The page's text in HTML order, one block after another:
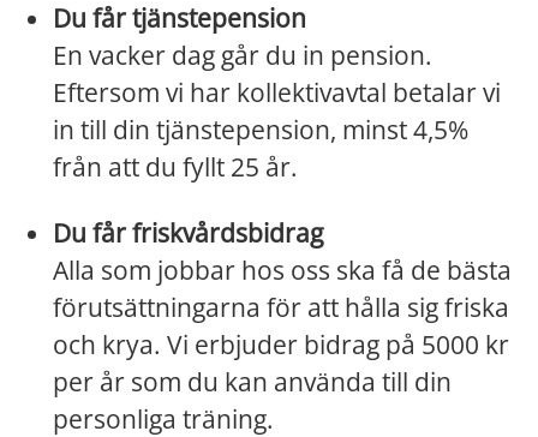
Du får tjänstepension
En vacker dag går du in pension.
Eftersom vi har kollektivavtal betalar vi
in till din tjänstepension, minst 4,5%
från att du fyllt 25 år.
Du får friskvårdsbidrag
Alla som jobbar hos oss ska få de bästa
förutsättningarna för att hålla sig friska
och krya. Vi erbjuder bidrag på 5000 kr
per år som du kan använda till din
personliga träning.